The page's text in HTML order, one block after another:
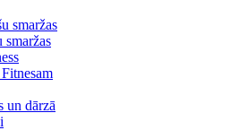
smaržas
smaržas
un dārzā